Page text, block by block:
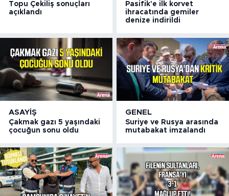
Topu Çekiliş sonuçları
açıklandı
Pasifik'e ilk korvet
ihracatında gemiler
denize indirildi
ASAYIŞ
Çakmak gazı 5 yaşındaki
çocuğun sonu oldu
GENEL
Suriye ve Rusya arasında
mutabakat imzalandı